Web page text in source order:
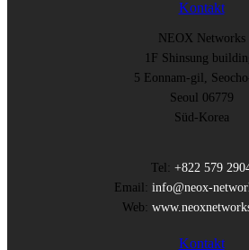
Kontakt
NEOX Networks
1F Shinsung
5 Eonnam-gil,
Seoul 06779
Süd-Korea
Tel: +822 579
Email: info@neox-
Web:
Kontakt